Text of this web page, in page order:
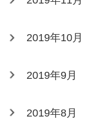
2019年10月
2019年9月
2019年8月